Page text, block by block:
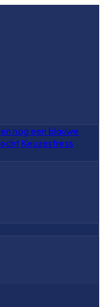
nog een blauwe
Keuzestress